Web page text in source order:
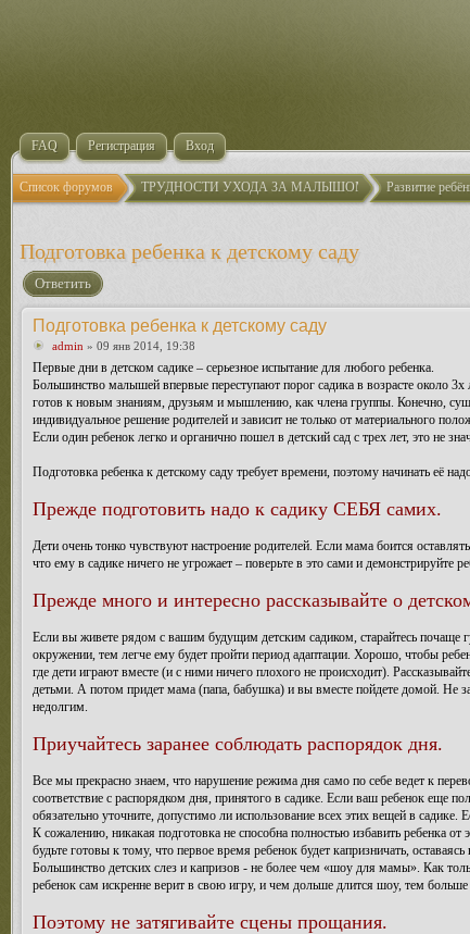
FAQ Регистрация Вход
Список форумов ТРУДНОСТИ УХОДА ЗА МАЛЫШОМ Развитие
Подготовка ребенка к детскому саду
Ответить
Подготовка ребенка к детскому саду
admin » 09 янв 2014, 19:38
Первые дни в детском садике – серьезное испытание для любого ребенка.
Большинство малышей впервые переступают порог садика в возрасте около
готов к новым знаниям, друзьям и мышлению, как члена группы. Конечно,
индивидуальное решение родителей и зависит не только от материального
Если один ребенок легко и органично пошел в детский сад с трех лет, это не
Подготовка ребенка к детскому саду требует времени, поэтому начинать её
Прежде подготовить надо к садику СЕБЯ самих.
Дети очень тонко чувствуют настроение родителей. Если мама боится
что ему в садике ничего не угрожает – поверьте в это сами и демонстрируйте
Прежде много и интересно рассказывайте о
Если вы живете рядом с вашим будущим детским садиком, старайтесь почаще
окружении, тем легче ему будет пройти период адаптации. Хорошо, чтобы
где дети играют вместе (и с ними ничего плохого не происходит).
детьми. А потом придет мама (папа, бабушка) и вы вместе пойдете домой. Не
недолгим.
Приучайтесь заранее соблюдать распорядок дня.
Все мы прекрасно знаем, что нарушение режима дня само по себе ведет к
соответствие с распорядком дня, принятого в садике. Если ваш ребенок еще
обязательно уточните, допустимо ли использование всех этих вещей в
К сожалению, никакая подготовка не способна полностью избавить ребенка
будьте готовы к тому, что первое время ребенок будет капризничать, оставаясь
Большинство детских слез и капризов - не более чем «шоу для мамы». Как
ребенок сам искренне верит в свою игру, и чем дольше длится шоу, тем
Поэтому не затягивайте сцены прощания.